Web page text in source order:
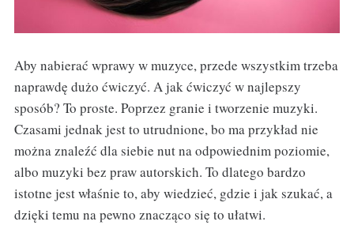
Aby nabierać wprawy w muzyce, przede wszystkim trzeba
naprawdę dużo ćwiczyć. A jak ćwiczyć w najlepszy
sposób? To proste. Poprzez granie i tworzenie muzyki.
Czasami jednak jest to utrudnione, bo ma przykład nie
można znaleźć dla siebie nut na odpowiednim poziomie,
albo muzyki bez praw autorskich. To dlatego bardzo
istotne jest właśnie to, aby wiedzieć, gdzie i jak szukać, a
dzięki temu na pewno znacząco się to ułatwi.